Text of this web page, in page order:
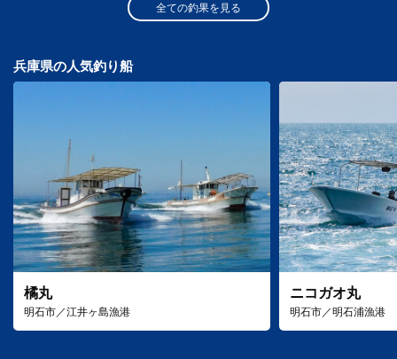
全ての釣果を見る
兵庫県の人気釣り船
橘丸
明石市／江井ヶ島漁港
ニコガオ丸
明石市／明石浦漁港